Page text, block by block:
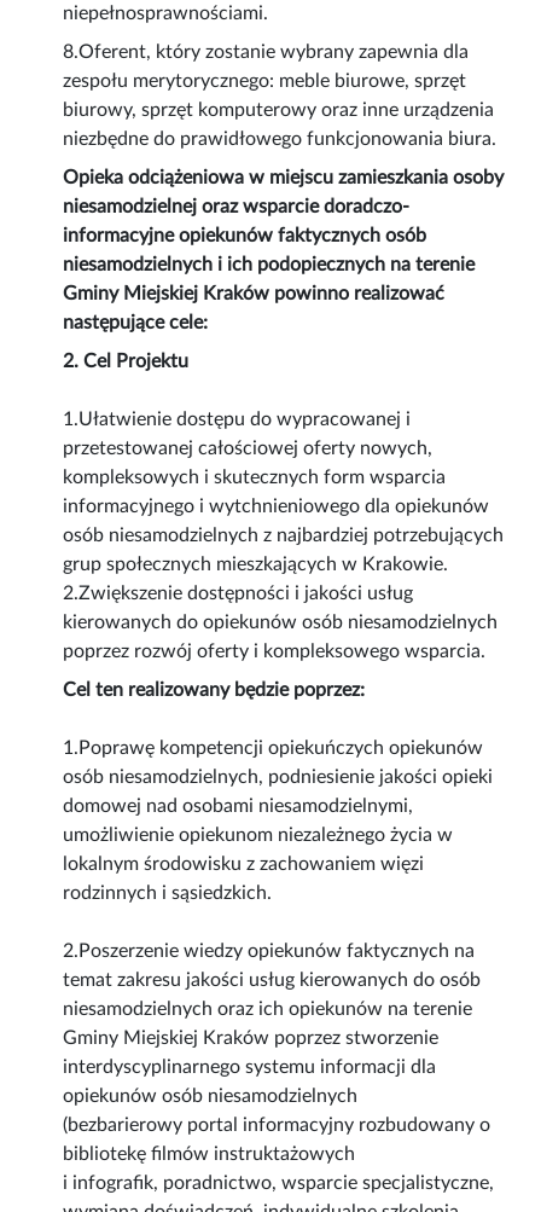
niepełnosprawnościami.
8.Oferent, który zostanie wybrany zapewnia dla
zespołu merytorycznego: meble biurowe, sprzęt
biurowy, sprzęt komputerowy oraz inne urządzenia
niezbędne do prawidłowego funkcjonowania biura.
Opieka odciążeniowa w miejscu zamieszkania osoby
niesamodzielnej oraz wsparcie doradczo-
informacyjne opiekunów faktycznych osób
niesamodzielnych i ich podopiecznych na terenie
Gminy Miejskiej Kraków powinno realizować
następujące cele:
2. Cel Projektu
1.Ułatwienie dostępu do wypracowanej i
przetestowanej całościowej oferty nowych,
kompleksowych i skutecznych form wsparcia
informacyjnego i wytchnieniowego dla opiekunów
osób niesamodzielnych z najbardziej potrzebujących
grup społecznych mieszkających w Krakowie.
2.Zwiększenie dostępności i jakości usług
kierowanych do opiekunów osób niesamodzielnych
poprzez rozwój oferty i kompleksowego wsparcia.
Cel ten realizowany będzie poprzez:
1.Poprawę kompetencji opiekuńczych opiekunów
osób niesamodzielnych, podniesienie jakości opieki
domowej nad osobami niesamodzielnymi,
umożliwienie opiekunom niezależnego życia w
lokalnym środowisku z zachowaniem więzi
rodzinnych i sąsiedzkich.
2.Poszerzenie wiedzy opiekunów faktycznych na
temat zakresu jakości usług kierowanych do osób
niesamodzielnych oraz ich opiekunów na terenie
Gminy Miejskiej Kraków poprzez stworzenie
interdyscyplinarnego systemu informacji dla
opiekunów osób niesamodzielnych
(bezbarierowy portal informacyjny rozbudowany o
bibliotekę filmów instruktażowych
i infografik, poradnictwo, wsparcie specjalistyczne,